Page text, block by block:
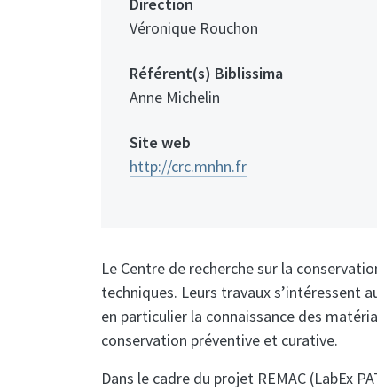
Direction
Véronique Rouchon
Référent(s) Biblissima
Anne Michelin
Site web
http://crc.mnhn.fr
Le Centre de recherche sur la
techniques. Leurs travaux s’intéressent
en particulier la connaissance des
conservation préventive et curative.
Dans le cadre du projet REMAC (LabEx